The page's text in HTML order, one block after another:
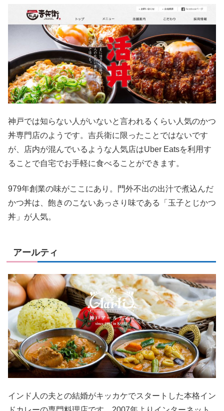
神戸では知らない人がいないと言われるくらい人気のかつ
丼専門店のようです。吉兵衛に限ったことではないです
が、店内が混んでいるような人気店はUber Eatsを利用す
ることで自宅でお手軽に食べることができます。
979年創業の味がここにあり。門外不出の出汁で煮込んだ
かつ丼は、飽きのこないあっさり味である「玉子とじかつ
丼」が人気。
アールティ
インド人の夫との結婚がキッカケでスタートした本格イン